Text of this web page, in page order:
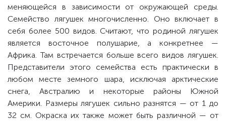
меняющейся в зависимости от окружающей среды.
Семейство лягушек многочисленно. Оно включает в
себя более 500 видов. Считают, что родиной лягушек
является восточное полушарие, а конкретнее —
Африка. Там встречается больше всего видов лягушек.
Представители этого семейства есть практически в
любом месте земного шара, исключая арктические
снега, Австралию и некоторые районы Южной
Америки. Размеры лягушек сильно разнятся — от 1 до
32 см. Окраска их также может быть различной — от